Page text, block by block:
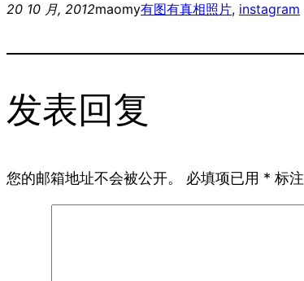
20 10 月, 2012maomy有图有真相照片, instagram
发表回复
您的邮箱地址不会被公开。 必填项已用 * 标注